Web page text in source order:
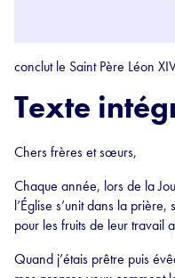
conclut le Saint Père Léon
Texte
Chers frères et sœurs,
Chaque année, lors de la
l’Église s’unit dans la
pour les fruits de leur travail
Quand j’étais prêtre puis